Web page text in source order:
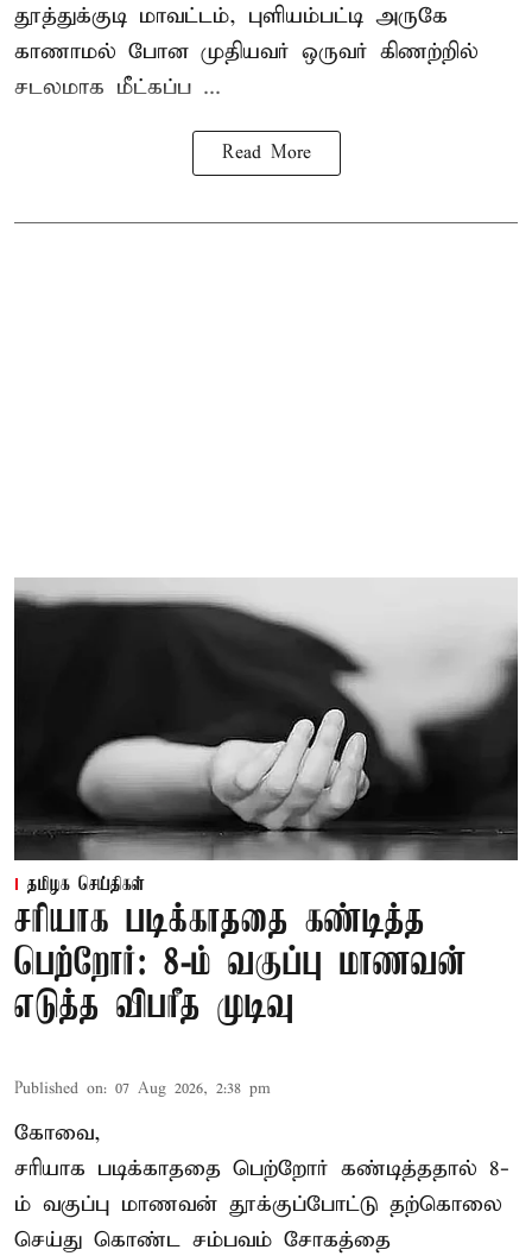
தூத்துக்குடி மாவட்டம், புளியம்பட்டி அருகே
காணாமல் போன முதியவர் ஒருவர் கிணற்றில்
சடலமாக மீட்கப்ப ...
Read More
தமிழக செய்திகள்
சரியாக படிக்காததை கண்டித்த
பெற்றோர்: 8-ம் வகுப்பு மாணவன்
எடுத்த விபரீத முடிவு
Published on: 07 Aug 2026, 2:38 pm
கோவை,
சரியாக படிக்காததை பெற்றோர் கண்டித்ததால் 8-
ம் வகுப்பு மாணவன் தூக்குப்போட்டு தற்கொலை
செய்து கொண்ட சம்பவம் சோகத்தை